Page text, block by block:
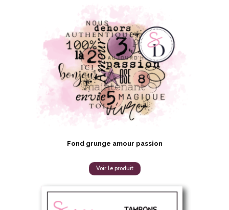
Fond grunge amour passion
Voir le produit